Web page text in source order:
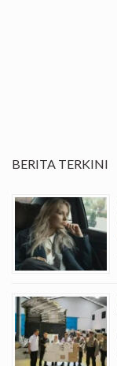
BERITA TERKINI